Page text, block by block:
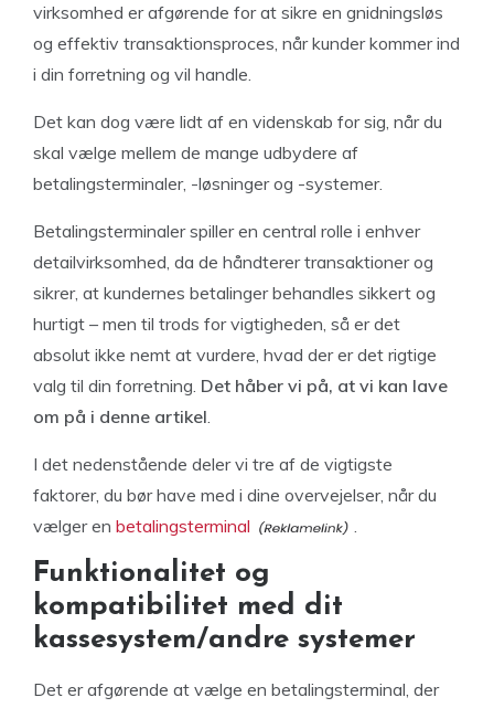
virksomhed er afgørende for at sikre en gnidningsløs
og effektiv transaktionsproces, når kunder kommer ind
i din forretning og vil handle.
Det kan dog være lidt af en videnskab for sig, når du
skal vælge mellem de mange udbydere af
betalingsterminaler, -løsninger og -systemer.
Betalingsterminaler spiller en central rolle i enhver
detailvirksomhed, da de håndterer transaktioner og
sikrer, at kundernes betalinger behandles sikkert og
hurtigt – men til trods for vigtigheden, så er det
absolut ikke nemt at vurdere, hvad der er det rigtige
valg til din forretning. Det håber vi på, at vi kan lave
om på i denne artikel.
I det nedenstående deler vi tre af de vigtigste
faktorer, du bør have med i dine overvejelser, når du
vælger en betalingsterminal .
Funktionalitet og
kompatibilitet med dit
kassesystem/andre systemer
Det er afgørende at vælge en betalingsterminal, der